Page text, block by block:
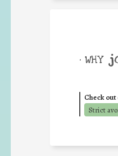
• WHY
Check
Strict